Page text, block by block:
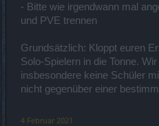
- Bitte wie irgendwann mal
und PVE trennen
Grundsätzlich: Kloppt euren
Solo-Spielern in die Tonne.
insbesondere keine Schüler
nicht gegenüber einer
4 Februar 2021